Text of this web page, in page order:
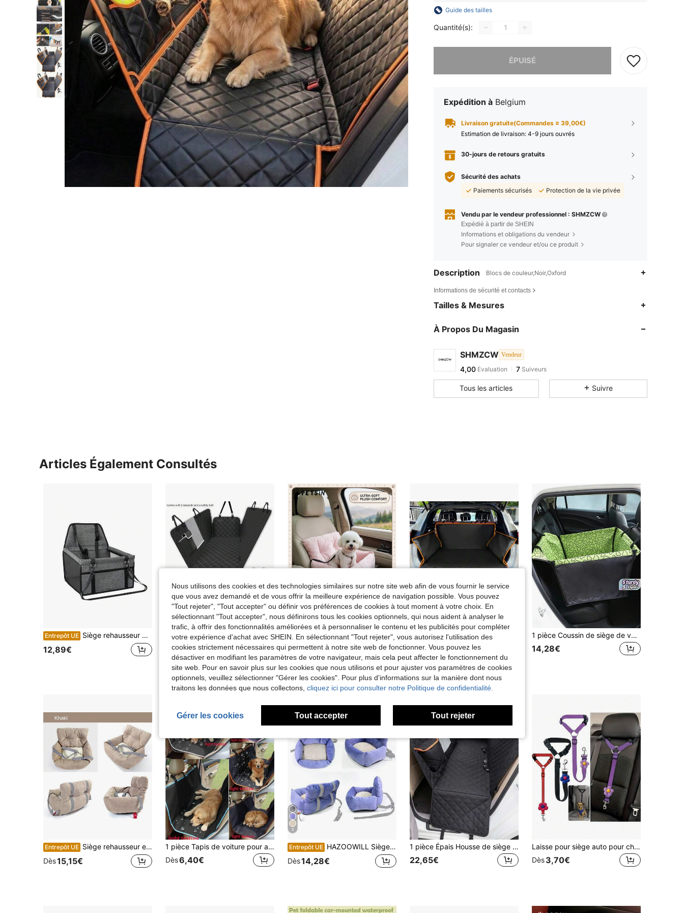
Guide des tailles
Quantité(s):
ÉPUISÉ
Désolés, ce produit est épuisé.
Expédition à Belgium
Livraison gratuite(Commandes ≥ 39,00€)
Estimation de livraison: 4-9 jours ouvrés
30-jours de retours gratuits
Sécurité des achats
Paiements sécurisés
Protection de la vie privée
Vendu par le vendeur professionnel : SHMZCW
Expédié à partir de SHEIN
Informations et obligations du vendeur
Pour signaler ce vendeur et/ou ce produit
Description Blocs de couleur,Noir,Oxford
Informations de sécurité et contacts
Tailles & Mesures
À Propos Du Magasin
SHMZCW Vendeur
4,00 Evaluation 7 Suiveurs
Tous les articles Suivre
Articles Également Consultés
Entrepôt UE Siège rehausseur pliable pour animal de compagnie - Respirant et facile à nettoyer, conception spacieuse pour chats et chiens S'adapte aux sièges avant et arrière, assemblage facile Siège de voiture pour animaux de compagnie, housse de siège de voiture, housse de siège de voiture pour chien
12,89€
Entrepôt UE Housse de siège de voiture pour chien de compagnie avec fenêtre en maille imperméable et sac de rangement, durable, résistante aux rayures et antidérapante. Hamac pour chien convenant à la plupart des voitures/camions/SUV
18,28€
PETSIN
PETSIN 1 pièce Coussin de siège de voiture pour animal de compagnie rose détachable, convenant pour toutes les saisons, siège de voiture pour animal de compagnie, lit pour animal de compagnie avec laisse, adapté aux chats et chiens de taille moyenne et petite
Dès13,33€
7,88€
1 pièce Coussin de siège de voiture pour animaux de compagnie, housse de siège de voiture imperméable et résistante aux rayures pour animaux de compagnie, tapis de siège unique pour chien, transporteur de voiture pour animaux de compagnie
14,28€
Entrepôt UE Siège rehausseur et lit de voyage pour animaux de compagnie HazoWill, convient aux petits chiens et chats, siège surélevé avec base antidérapante et sangles réglables, léger et pliable, design multifonctionnel, à la mode et confortable, idéal pour les voyages sur la route et l'utilisation à la maison
Dès15,15€
1 pièce Tapis de voiture pour animaux de compagnie en tissu Oxford 210D léger et imperméable testé sous pression, tapis de siège arrière imperméable et résistant à la saleté, noir décontracté confortable et pratique avec bord coloré, 1 pièce tapis de voiture imperméable pour animaux de compagnie en voyage
Dès6,40€
5
Entrepôt UE HAZOOWILL Siège de voiture pour animaux de compagnie & lit de voyage, convient aux petits chiens et chats, avec base antidérapante & sangles réglables, léger et pliable, conception multifonctionnelle, convient pour les voyages en voiture & l'utilisation à la maison
Dès14,28€
1 pièce Épais Housse de siège de voiture universelle en tissu Oxford noir et orange, résistante à l'eau et aux griffures. Housse de siège pour animaux de compagnie pour la banquette arrière avec poche de rangement et fenêtre de visualisation en maille. Hamac pour animaux de compagnie robuste convenant aux voitures, camions et SUV
22,65€
Laisse pour siège auto pour chien (1 pièce), laisse intérieure pour chien, ceinture de sécurité pour siège auto, boucle de fixation, accessoires pour siège auto, cadeau de Noël
Dès3,70€
Nous utilisons des cookies et des technologies similaires sur notre site web afin de vous fournir le service
que vous avez demandé et de vous offrir la meilleure expérience de navigation possible. Vous pouvez
"Tout rejeter", "Tout accepter" ou définir vos préférences de cookies à tout moment à votre choix. En
sélectionnant "Tout accepter", nous définirons tous les cookies optionnels, qui nous aident à analyser le
trafic, à offrir des fonctionnalités améliorées et à personnaliser le contenu et les publicités pour compléter
votre expérience d'achat avec SHEIN. En sélectionnant "Tout rejeter", vous autorisez l'utilisation des
cookies strictement nécessaires qui permettent à notre site web de fonctionner. Vous pouvez les
désactiver en modifiant les paramètres de votre navigateur, mais cela peut affecter le fonctionnement du
site web. Pour en savoir plus sur les cookies que nous utilisons et pour ajuster vos paramètres de cookies
optionnels, veuillez sélectionner "Gérer les cookies". Pour plus d'informations sur la manière dont nous
traitons les données que nous collectons, cliquez ici pour consulter notre Politique de confidentialité.
Gérer les cookies Tout accepter Tout rejeter